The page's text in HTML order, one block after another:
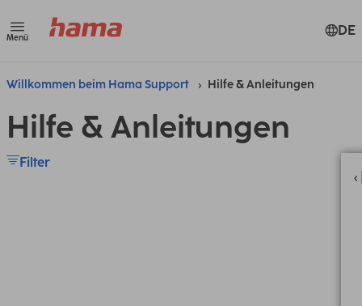
Menü DE
Willkommen beim Hama Support Hilfe & Anleitungen
Hilfe & Anleitungen
Filter